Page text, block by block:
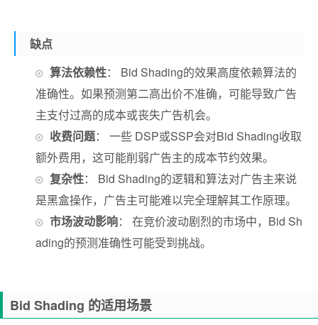
缺点
算法依赖性： Bid Shading的效果高度依赖算法的
准确性。如果预测第二高出价不准确，可能导致广告
主支付过高的成本或丧失广告机会。
收费问题： 一些 DSP或SSP会对Bid Shading收取
额外费用，这可能削弱广告主的成本节约效果。
复杂性： Bid Shading的逻辑和算法对广告主来说
是黑盒操作，广告主可能难以完全理解其工作原理。
市场波动影响： 在竞价波动剧烈的市场中，Bid Sh
ading的预测准确性可能受到挑战。
Bid Shading 的适用场景